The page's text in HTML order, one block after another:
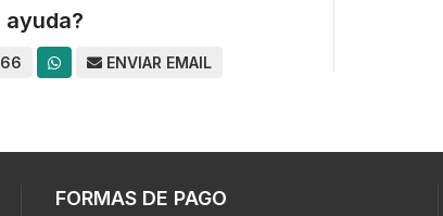
ayuda?
ENVIAR EMAIL
FORMAS DE PAGO